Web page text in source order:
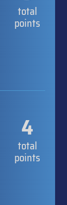
total
points
4
total
points